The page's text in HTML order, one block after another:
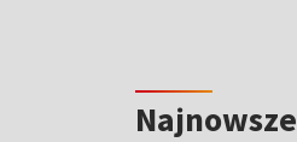
Najnowsze